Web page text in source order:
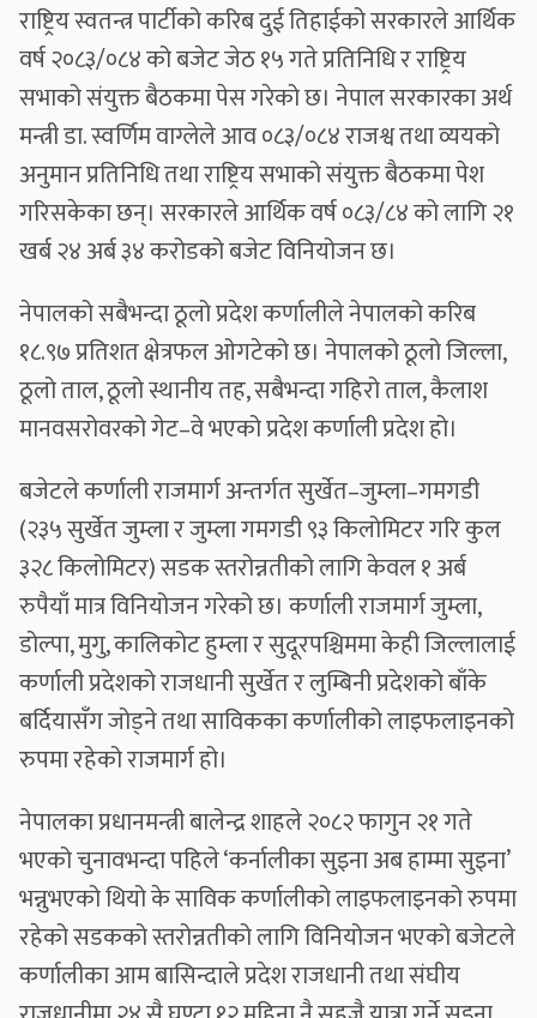
राष्ट्रिय स्वतन्त्र पार्टीको करिब दुई तिहाईको सरकारले आर्थिक
वर्ष २०८३/०८४ को बजेट जेठ १५ गते प्रतिनिधि र राष्ट्रिय
सभाको संयुक्त बैठकमा पेस गरेको छ। नेपाल सरकारका अर्थ
मन्त्री डा. स्वर्णिम वाग्लेले आव ०८३/०८४ राजश्व तथा व्ययको
अनुमान प्रतिनिधि तथा राष्ट्रिय सभाको संयुक्त बैठकमा पेश
गरिसकेका छन्। सरकारले आर्थिक वर्ष ०८३/८४ को लागि २१
खर्ब २४ अर्ब ३४ करोडको बजेट विनियोजन छ।
नेपालको सबैभन्दा ठूलो प्रदेश कर्णालीले नेपालको करिब
१८.९७ प्रतिशत क्षेत्रफल ‍ओगटेको छ। नेपालको ठूलो जिल्ला,
ठूलो ताल, ठूलो स्थानीय तह, सबैभन्दा गहिरो ताल, कैलाश
मानवसरोवरको गेट–वे भएको प्रदेश कर्णाली प्रदेश हो।
बजेटले कर्णाली राजमार्ग अन्तर्गत सुर्खेत–जुम्ला–गमगडी
(२३५ सुर्खेत जुम्ला र जुम्ला गमगडी ९३ किलोमिटर गरि कुल
३२८ किलोमिटर) सडक स्तरोन्नतीको लागि केवल १ अर्ब
रुपैयाँ मात्र विनियोजन गरेको छ। कर्णाली राजमार्ग जुम्ला,
डोल्पा, मुगु, कालिकोट हुम्ला र सुदूरपश्चिममा केही जिल्लालाई
कर्णाली प्रदेशको राजधानी सुर्खेत र लुम्बिनी प्रदेशको बाँके
बर्दियासँग जोड्ने तथा साविकका कर्णालीको लाइफलाइनको
रुपमा रहेको राजमार्ग हो।
नेपालका प्रधानमन्त्री बालेन्द्र शाहले २०८२ फागुन २१ गते
भएको चुनावभन्दा पहिले ‘कर्नालीका सुइना अब हाम्मा सुइना’
भन्नुभएको थियो के साविक कर्णालीको लाइफलाइनको रुपमा
रहेको सडकको स्तरोन्नतीको लागि विनियोजन भएको बजेटले
कर्णालीका आम बासिन्दाले प्रदेश राजधानी तथा संघीय